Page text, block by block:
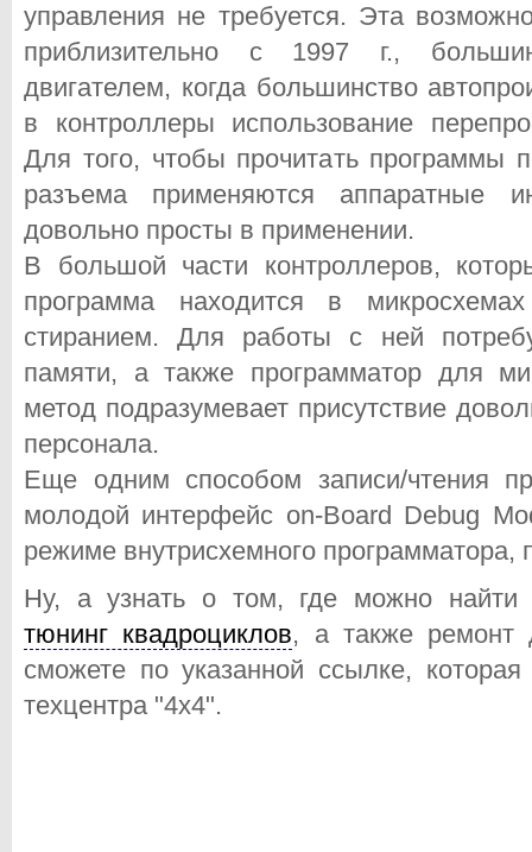
управления не требуется. Эта
приблизительно с 1997 г.,
двигателем, когда большинство
в контроллеры использование
Для того, чтобы прочитать программы
разъема применяются аппаратные
довольно просты в применении.
В большой части контроллеров,
программа находится в
стиранием. Для работы с ней
памяти, а также программатор для
метод подразумевает присутствие
персонала.
Еще одним способом записи/чтения
молодой интерфейс on-Board Debug
режиме внутрисхемного
Ну, а узнать о том, где можно найти
тюнинг квадроциклов, а также ремонт
сможете по указанной ссылке,
техцентра "4x4".